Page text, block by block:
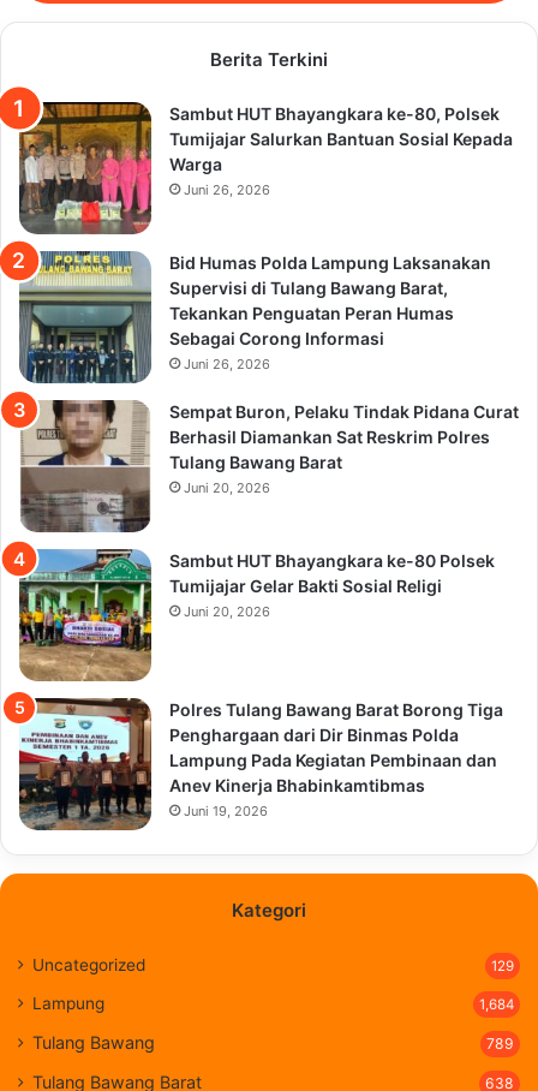
Berita Terkini
Sambut HUT Bhayangkara ke-80, Polsek
Tumijajar Salurkan Bantuan Sosial Kepada
Warga
Juni 26, 2026
Bid Humas Polda Lampung Laksanakan
Supervisi di Tulang Bawang Barat,
Tekankan Penguatan Peran Humas
Sebagai Corong Informasi
Juni 26, 2026
Sempat Buron, Pelaku Tindak Pidana Curat
Berhasil Diamankan Sat Reskrim Polres
Tulang Bawang Barat
Juni 20, 2026
Sambut HUT Bhayangkara ke-80 Polsek
Tumijajar Gelar Bakti Sosial Religi
Juni 20, 2026
Polres Tulang Bawang Barat Borong Tiga
Penghargaan dari Dir Binmas Polda
Lampung Pada Kegiatan Pembinaan dan
Anev Kinerja Bhabinkamtibmas
Juni 19, 2026
Kategori
Uncategorized 129
Lampung 1,684
Tulang Bawang 789
Tulang Bawang Barat 638